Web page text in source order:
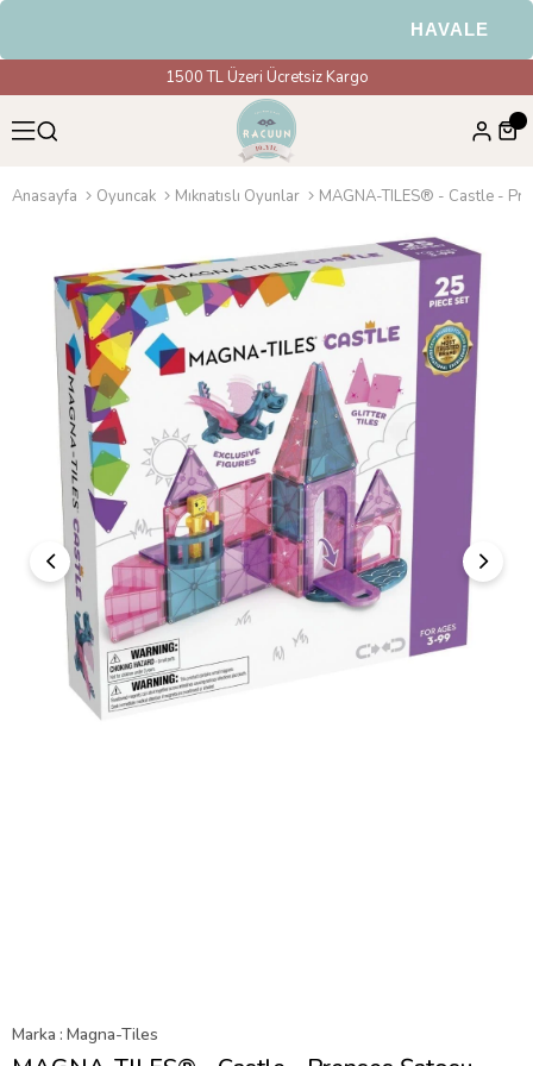
HAVALE &
1500 TL Üzeri Ücretsiz Kargo
Anasayfa Oyuncak Mıknatıslı Oyunlar
Marka : Magna-Tiles